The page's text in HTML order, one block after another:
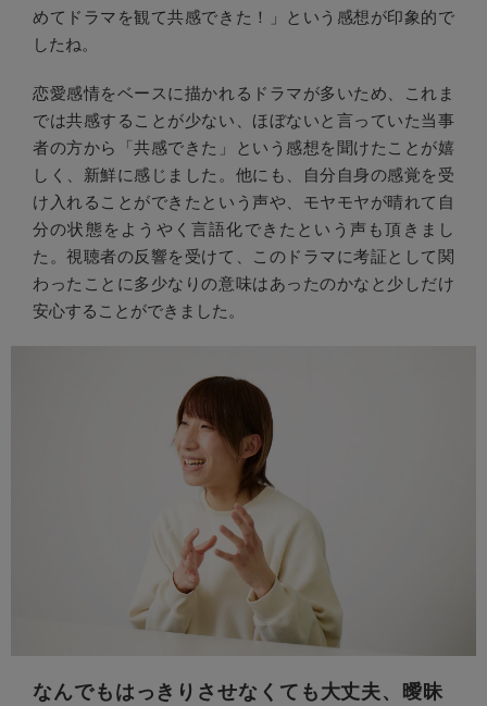
めてドラマを観て共感できた！」という感想が印象的で
したね。
恋愛感情をベースに描かれるドラマが多いため、これま
では共感することが少ない、ほぼないと言っていた当事
者の方から「共感できた」という感想を聞けたことが嬉
しく、新鮮に感じました。他にも、自分自身の感覚を受
け入れることができたという声や、モヤモヤが晴れて自
分の状態をようやく言語化できたという声も頂きまし
た。視聴者の反響を受けて、このドラマに考証として関
わったことに多少なりの意味はあったのかなと少しだけ
安心することができました。
なんでもはっきりさせなくても大丈夫、曖昧